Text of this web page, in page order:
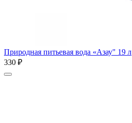
Природная питьевая вода «Азау" 19 л
330 ₽